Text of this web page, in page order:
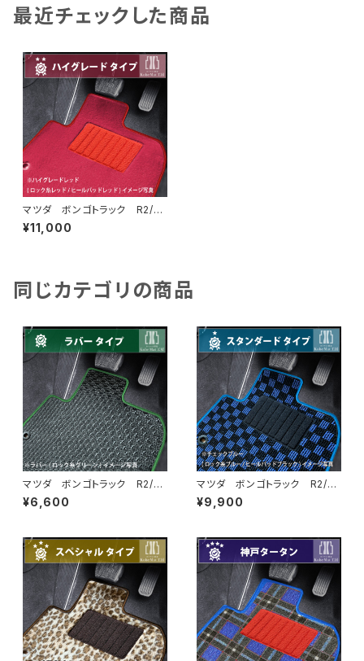
最近チェックした商品
マツダ ボンゴトラック R2/
9〜 S400系 フロアマット一
式 カーマット ハイグレードタ
¥11,000
同じカテゴリの商品
マツダ ボンゴトラック R2/
9〜 S400系 フロアマット一
式 カーマット 防水 ラバー
¥6,600
マツダ ボンゴトラック R2/
9〜 S400系 フロアマット一
式 カーマット スタンダードタ
¥9,900